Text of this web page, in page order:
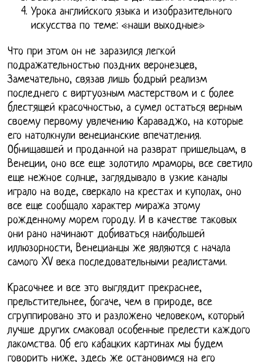
Урока английского языка и изобразительного
искусства по теме: «наши выходные»
Что при этом он не заразился легкой
подражательностью поздних веронезцев,
Замечательно, связав лишь бодрый реализм
последнего с виртуозным мастерством и с более
блестящей красочностью, а сумел остаться верным
своему первому увлечению Караваджо, на которые
его натолкнули венецианские впечатления.
Обнищавшей и проданной на разврат пришельцам, в
Венеции, оно все еще золотило мраморы, все светило
еще нежное солнце, заглядывало в узкие каналы
играло на воде, сверкало на крестах и куполах, оно
все еще сообщало характер миража этому
рожденному морем городу. И в качестве таковых
они рано начинают добиваться наибольшей
иллюзорности, Венецианцы же являются с начала
самого XV века последовательными реалистами.
Красочнее и все это выглядит прекраснее,
прельстительнее, богаче, чем в природе, все
сгруппировано это и разложено человеком, который
лучше других смаковал особенные прелести каждого
лакомства. Об его кабацких картинах мы будем
говорить ниже, здесь же остановимся на его